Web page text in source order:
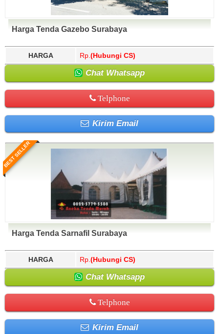
Harga Tenda Gazebo Surabaya
HARGA Rp. (Hubungi CS)
Chat Whatsapp
Telphone
Kirim Email
BEST SELLER
Harga Tenda Sarnafil Surabaya
HARGA Rp. (Hubungi CS)
Chat Whatsapp
Telphone
Kirim Email